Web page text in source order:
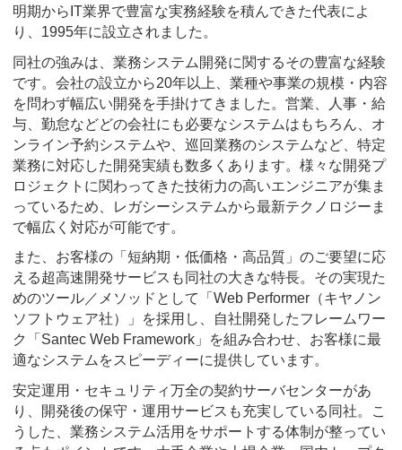
明期からIT業界で豊富な実務経験を積んできた代表によ
り、1995年に設立されました。
同社の強みは、業務システム開発に関するその豊富な経験
です。会社の設立から20年以上、業種や事業の規模・内容
を問わず幅広い開発を手掛けてきました。営業、人事・給
与、勤怠などどの会社にも必要なシステムはもちろん、オ
ンライン予約システムや、巡回業務のシステムなど、特定
業務に対応した開発実績も数多くあります。様々な開発プ
ロジェクトに関わってきた技術力の高いエンジニアが集ま
っているため、レガシーシステムから最新テクノロジーま
で幅広く対応が可能です。
また、お客様の「短納期・低価格・高品質」のご要望に応
える超高速開発サービスも同社の大きな特長。その実現た
めのツール／メソッドとして「Web Performer（キヤノン
ソフトウェア社）」を採用し、自社開発したフレームワー
ク「Santec Web Framework」を組み合わせ、お客様に最
適なシステムをスピーディーに提供しています。
安定運用・セキュリティ万全の契約サーバセンターがあ
り、開発後の保守・運用サービスも充実している同社。こ
うした、業務システム活用をサポートする体制が整ってい